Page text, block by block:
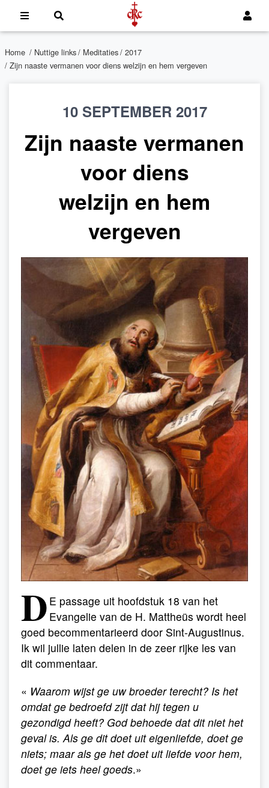
Home / Nuttige links/ Meditaties/ 2017
/ Zijn naaste vermanen voor diens welzijn en hem vergeven
10 SEPTEMBER 2017
Zijn naaste vermanen
voor diens
welzijn en hem
vergeven
D E passage uit hoofdstuk 18 van het
Evangelie van de H. Mattheüs wordt heel
goed becommentarieerd door Sint-Augustinus.
Ik wil jullie laten delen in de zeer rijke les van
dit commentaar.
« Waarom wijst ge uw broeder terecht? Is het
omdat ge bedroefd zijt dat hij tegen u
gezondigd heeft? God behoede dat dit niet het
geval is. Als ge dit doet uit eigenliefde, doet ge
niets; maar als ge het doet uit liefde voor hem,
doet ge iets heel goeds.»